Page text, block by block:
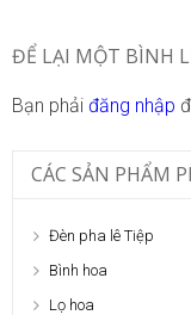
ĐỂ LẠI MỘT BÌNH
Bạn phải đăng nhập
CÁC SẢN PHẨM
Đèn pha lê Tiệp
Bình hoa
Lọ hoa